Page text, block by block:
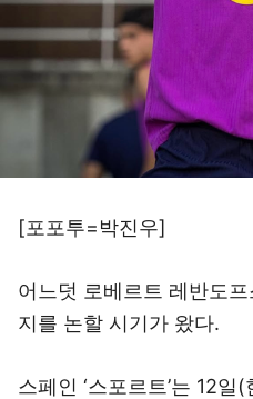
[포포투=박진우]
어느덧 로베르트 레반도
지를 논할 시기가 왔다.
스페인 ‘스포르트’는 12